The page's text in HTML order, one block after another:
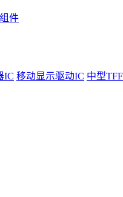
件
IC 移动显示驱动IC 中型